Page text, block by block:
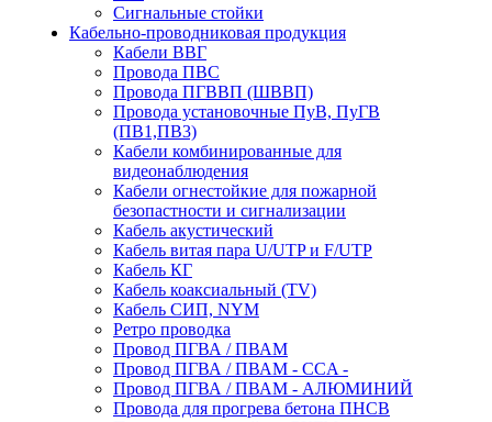
Сигнальные стойки
Кабельно-проводниковая продукция
Кабели ВВГ
Провода ПВС
Провода ПГВВП (ШВВП)
Провода установочные ПуВ, ПуГВ
(ПВ1,ПВ3)
Кабели комбинированные для
видеонаблюдения
Кабели огнестойкие для пожарной
безопастности и сигнализации
Кабель акустический
Кабель витая пара U/UTP и F/UTP
Кабель КГ
Кабель коаксиальный (TV)
Кабель СИП, NYM
Ретро проводка
Провод ПГВА / ПВАМ
Провод ПГВА / ПВАМ - CCA -
Провод ПГВА / ПВАМ - АЛЮМИНИЙ
Провода для прогрева бетона ПНСВ